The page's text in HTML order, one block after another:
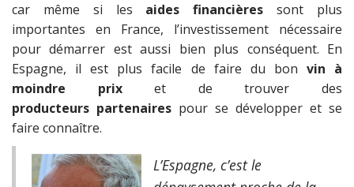
car même si les aides financières sont plus
importantes en France, l’investissement nécessaire
pour démarrer est aussi bien plus conséquent. En
Espagne, il est plus facile de faire du bon vin à
moindre prixet de trouver des
producteurs partenaires pour se développer et se
faire connaître.
L’Espagne, c’est le